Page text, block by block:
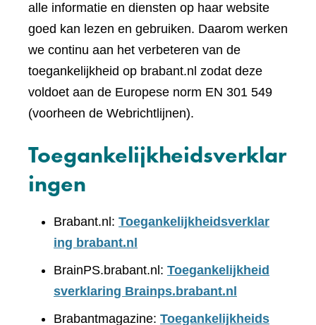
alle informatie en diensten op haar website
goed kan lezen en gebruiken. Daarom werken
we continu aan het verbeteren van de
toegankelijkheid op brabant.nl zodat deze
voldoet aan de Europese norm EN 301 549
(voorheen de Webrichtlijnen).
Toegankelijkheidsverklar
ingen
Brabant.nl: Toegankelijkheidsverklar
ing brabant.nl
BrainPS.brabant.nl: Toegankelijkheid
sverklaring Brainps.brabant.nl
Brabantmagazine: Toegankelijkheids